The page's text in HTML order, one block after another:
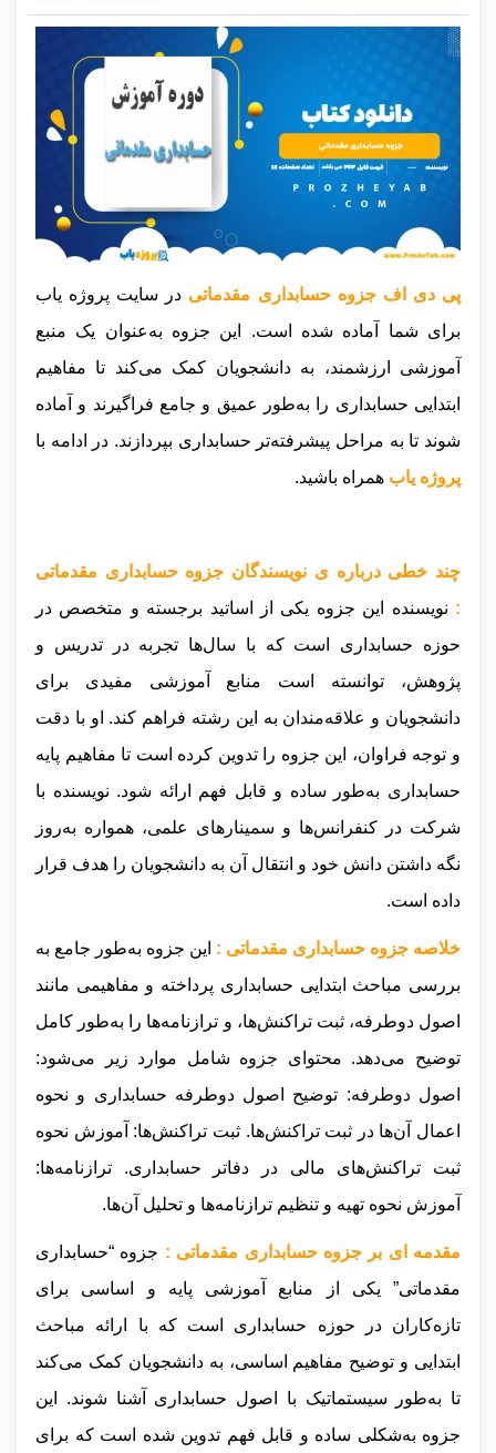
پی دی اف جزوه حسابداری مقدماتی در سایت پروژه یاب
برای شما آماده شده است. این جزوه به‌عنوان یک منبع
آموزشی ارزشمند، به دانشجویان کمک می‌کند تا مفاهیم
ابتدایی حسابداری را به‌طور عمیق و جامع فراگیرند و آماده
شوند تا به مراحل پیشرفته‌تر حسابداری بپردازند. در ادامه با
پروژه یاب همراه باشید.
چند خطی درباره ی نویسندگان جزوه حسابداری مقدماتی
: نویسنده این جزوه یکی از اساتید برجسته و متخصص در
حوزه حسابداری است که با سال‌ها تجربه در تدریس و
پژوهش، توانسته است منابع آموزشی مفیدی برای
دانشجویان و علاقه‌مندان به این رشته فراهم کند. او با دقت
و توجه فراوان، این جزوه را تدوین کرده است تا مفاهیم پایه
حسابداری به‌طور ساده و قابل فهم ارائه شود. نویسنده با
شرکت در کنفرانس‌ها و سمینارهای علمی، همواره به‌روز
نگه داشتن دانش خود و انتقال آن به دانشجویان را هدف قرار
داده است.
خلاصه جزوه حسابداری مقدماتی : این جزوه به‌طور جامع به
بررسی مباحث ابتدایی حسابداری پرداخته و مفاهیمی مانند
اصول دوطرفه، ثبت تراکنش‌ها، و ترازنامه‌ها را به‌طور کامل
توضیح می‌دهد. محتوای جزوه شامل موارد زیر می‌شود:
اصول دوطرفه: توضیح اصول دوطرفه حسابداری و نحوه
اعمال آن‌ها در ثبت تراکنش‌ها. ثبت تراکنش‌ها: آموزش نحوه
ثبت تراکنش‌های مالی در دفاتر حسابداری. ترازنامه‌ها:
آموزش نحوه تهیه و تنظیم ترازنامه‌ها و تحلیل آن‌ها.
مقدمه ای بر جزوه حسابداری مقدماتی : جزوه “حسابداری
مقدماتی” یکی از منابع آموزشی پایه و اساسی برای
تازه‌کاران در حوزه حسابداری است که با ارائه مباحث
ابتدایی و توضیح مفاهیم اساسی، به دانشجویان کمک می‌کند
تا به‌طور سیستماتیک با اصول حسابداری آشنا شوند. این
جزوه به‌شکلی ساده و قابل فهم تدوین شده است که برای